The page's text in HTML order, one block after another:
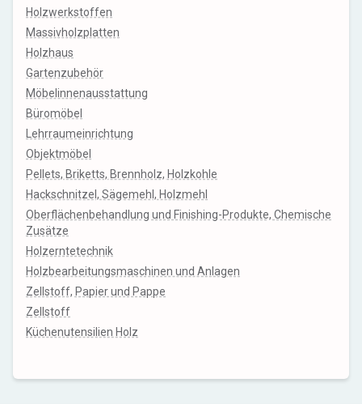
Holzwerkstoffen
Massivholzplatten
Holzhaus
Gartenzubehör
Möbelinnenausstattung
Büromöbel
Lehrraumeinrichtung
Objektmöbel
Pellets, Briketts, Brennholz, Holzkohle
Hackschnitzel, Sägemehl, Holzmehl
Oberflächenbehandlung und Finishing-Produkte, Chemische
Zusätze
Holzerntetechnik
Holzbearbeitungsmaschinen und Anlagen
Zellstoff, Papier und Pappe
Zellstoff
Küchenutensilien Holz